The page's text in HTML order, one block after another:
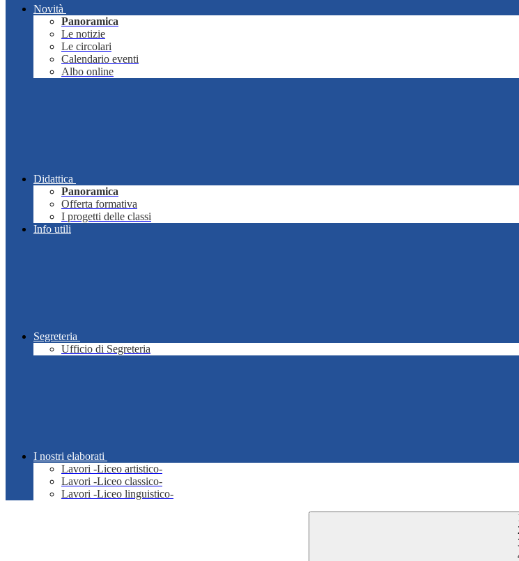
Novità
Panoramica
Le notizie
Le circolari
Calendario eventi
Albo online
Didattica
Panoramica
Offerta formativa
I progetti delle classi
Info utili
Segreteria
Ufficio di Segreteria
I nostri elaborati
Lavori -Liceo artistico-
Lavori -Liceo classico-
Lavori -Liceo linguistico-